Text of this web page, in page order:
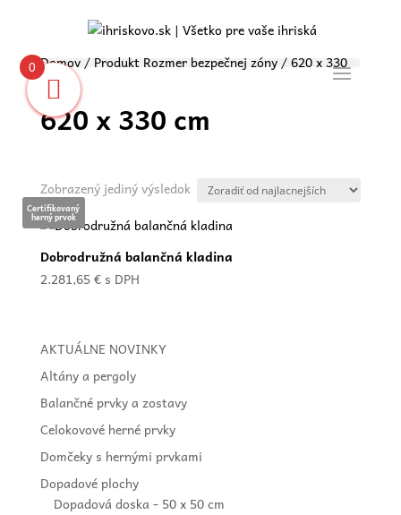
Domov/ Produkt Rozmer bezpečnej zóny / 620 x 330
cm
620 x 330 cm
Zobrazený jediný výsledok
Certifikovaný
herný prvok
Dobrodružná balančná kladina
2.281,65€ s DPH
AKTUÁLNE NOVINKY
Altány a pergoly
Balančné prvky a zostavy
Celokovové herné prvky
Domčeky s hernými prvkami
Dopadové plochy
Dopadová doska - 50 x 50 cm
0